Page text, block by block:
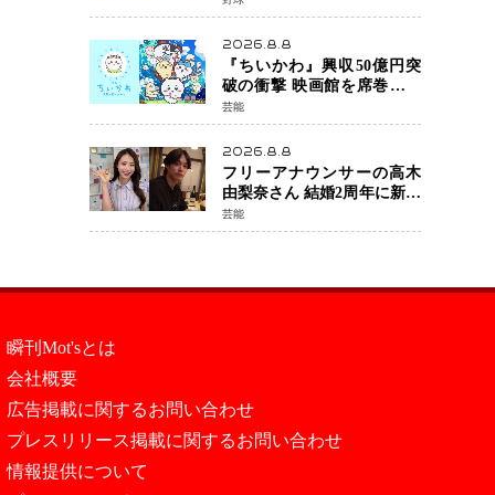
届かず、大谷翔平は好機で
悔しい併殺打
2026.8.8
『ちいかわ』興収50億円突
破の衝撃 映画館を席巻する
「日本発コンテンツ」の強
さ スパイダーマン、モア
ナら世界級作品と並ぶ存在
感
芸能
2026.8.8
フリーアナウンサーの高木
由梨奈さん 結婚2周年に新た
な家族を迎える喜びを報
告 夫・岸田タツヤさんと
芸能
瞬刊Mot'sとは
会社概要
広告掲載に関するお問い合わせ
プレスリリース掲載に関するお問い合わせ
情報提供について